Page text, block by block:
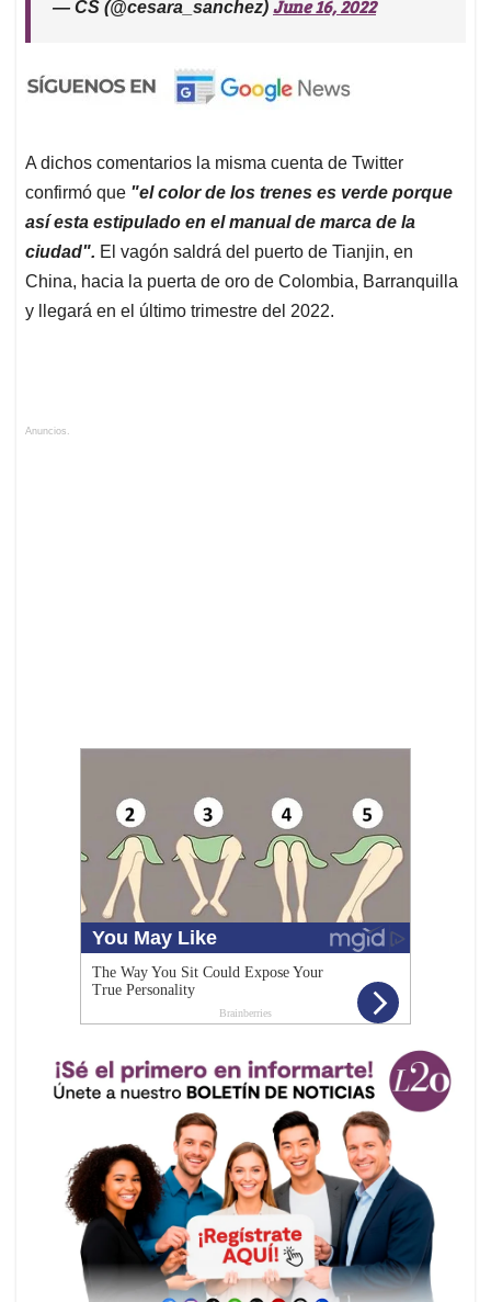
— CS (@cesara_sanchez) June 16, 2022
A dichos comentarios la misma cuenta de Twitter
confirmó que "el color de los trenes es verde porque
así esta estipulado en el manual de marca de la
ciudad". El vagón saldrá del puerto de Tianjin, en
China, hacia la puerta de oro de Colombia, Barranquilla
y llegará en el último trimestre del 2022.
Anuncios.